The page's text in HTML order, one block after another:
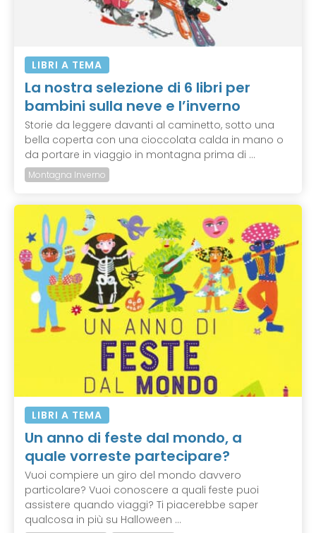
LIBRI A TEMA
La nostra selezione di 6 libri per
bambini sulla neve e l’inverno
Storie da leggere davanti al caminetto, sotto una
bella coperta con una cioccolata calda in mano o
da portare in viaggio in montagna prima di ...
Montagna Inverno
LIBRI A TEMA
Un anno di feste dal mondo, a
quale vorreste partecipare?
Vuoi compiere un giro del mondo davvero
particolare? Vuoi conoscere a quali feste puoi
assistere quando viaggi? Ti piacerebbe saper
qualcosa in più su Halloween ...